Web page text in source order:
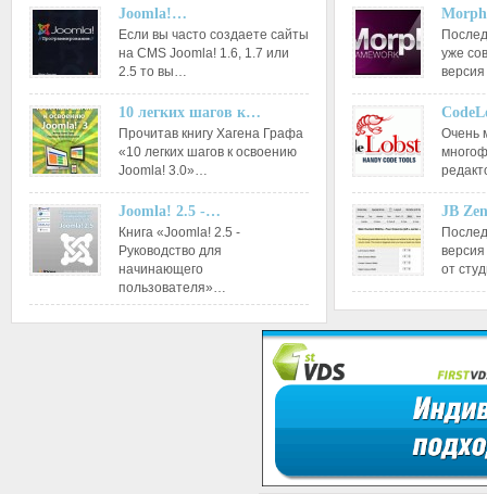
Joomla!…
Если вы часто создаете сайты
на CMS Joomla! 1.6, 1.7 или
2.5 то вы…
10 легких шагов к…
Прочитав книгу Хагена Графа
«10 легких шагов к освоению
Joomla! 3.0»…
Joomla! 2.5 -…
Книга «Joomla! 2.5 -
Руководство для
начинающего
пользователя»…
уже
Очень
JB
от